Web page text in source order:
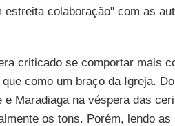
colaboração" com as
criticado se comportar mais
como um braço da Igreja.
Maradiaga na véspera das
os tons. Porém, lendo as